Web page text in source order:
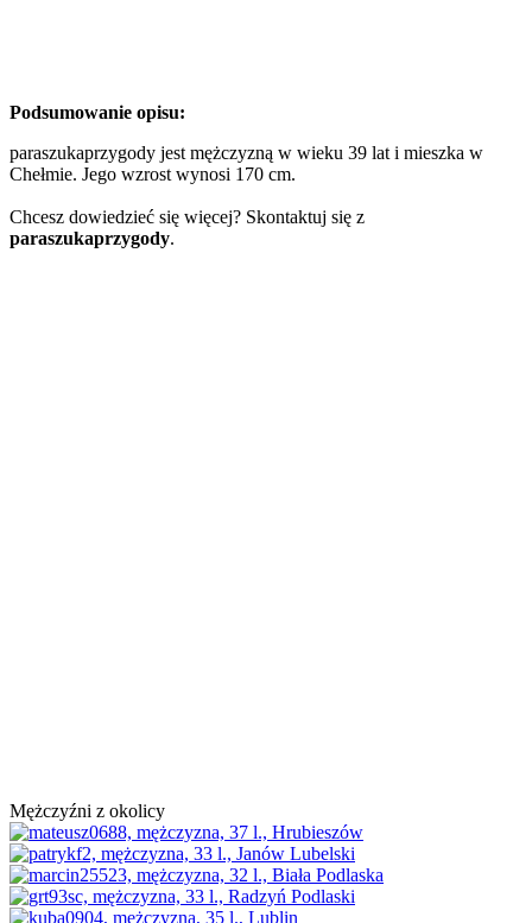
Podsumowanie opisu:
paraszukaprzygody jest mężczyzną w wieku 39 lat i mieszka w
Chełmie. Jego wzrost wynosi 170 cm.
Chcesz dowiedzieć się więcej? Skontaktuj się z
paraszukaprzygody.
Mężczyźni z okolicy